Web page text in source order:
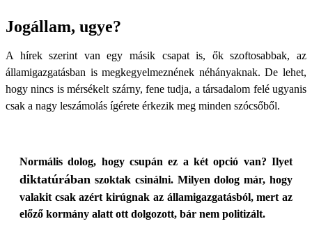
Jogállam, ugye?
A hírek szerint van egy másik csapat is, ők szoftosabbak, az
államigazgatásban is megkegyelmeznének néhányaknak. De lehet,
hogy nincs is mérsékelt szárny, fene tudja, a társadalom felé ugyanis
csak a nagy leszámolás ígérete érkezik meg minden szócsőből.
Normális dolog, hogy csupán ez a két opció van? Ilyet
diktatúrában szoktak csinálni. Milyen dolog már, hogy
valakit csak azért kirúgnak az államigazgatásból, mert az
előző kormány alatt ott dolgozott, bár nem politizált.